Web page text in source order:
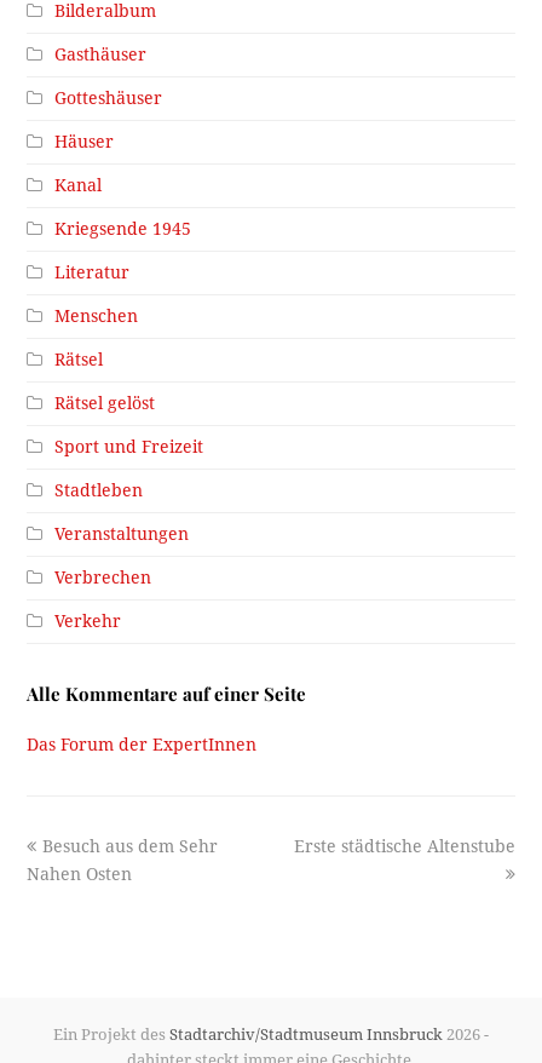
Bilderalbum
Gasthäuser
Gotteshäuser
Häuser
Kanal
Kriegsende 1945
Literatur
Menschen
Rätsel
Rätsel gelöst
Sport und Freizeit
Stadtleben
Veranstaltungen
Verbrechen
Verkehr
Alle Kommentare auf einer Seite
Das Forum der ExpertInnen
previous
post:
Besuch aus dem Sehr
Nahen Osten
next
Erste städtische Altenstube
Ein Projekt des Stadtarchiv/Stadtmuseum Innsbruck 2026 -